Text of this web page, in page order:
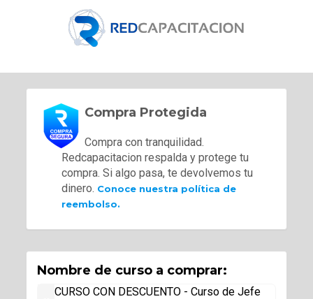
Compra Protegida
Compra con tranquilidad.
Redcapacitacion respalda y protege tu
compra. Si algo pasa, te devolvemos tu
dinero. Conoce nuestra política de
reembolso.
Nombre de curso a comprar:
CURSO CON DESCUENTO - Curso de Jefe